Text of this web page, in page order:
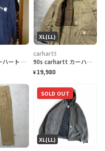
Carhartt カーハート ロゴ パーカー ネイビー M RELAXED FIT
XL(LL)
carhartt
90s carhartt カーハート ライナーブランケット ダック生地 トラディショナルジャケット
¥ 19,980
XL(LL)
SOLD OUT